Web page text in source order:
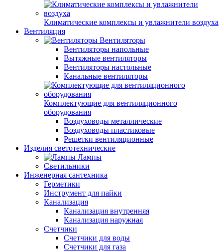
Климатические комплексы и увлажнители воздуха
Вентиляция
Вентиляторы
Вентиляторы напольные
Вытяжные вентиляторы
Вентиляторы настольные
Канальные вентиляторы
Комплектующие для вентиляционного
оборудования
Воздуховоды металлические
Воздуховоды пластиковые
Решетки вентиляционные
Изделия светотехнические
Лампы
Светильники
Инженерная сантехника
Герметики
Инструмент для пайки
Канализация
Канализация внутренняя
Канализация наружная
Счетчики
Счетчики для воды
Счетчики для газа